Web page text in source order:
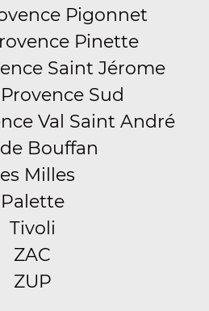
Pigonnet
Pinette
Saint Jérome
Sud
Val Saint André
Bouffan
Milles
Palette
Tivoli
ZAC
ZUP